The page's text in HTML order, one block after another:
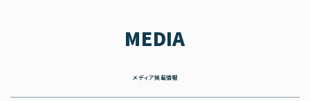
MEDIA
メディア掲載情報